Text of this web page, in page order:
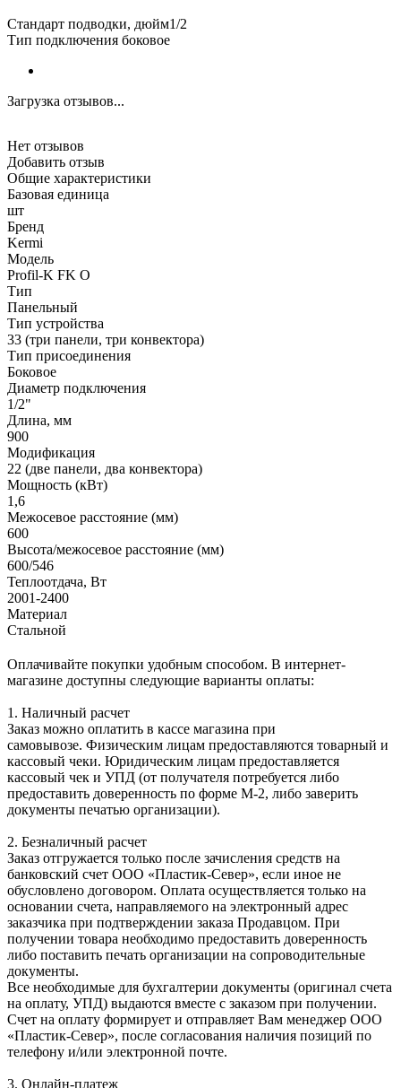
Стандарт подводки, дюйм1/2
Тип подключения боковое
Загрузка отзывов...
Нет отзывов
Добавить отзыв
Общие характеристики
Базовая единица
шт
Бренд
Kermi
Модель
Profil-K FK O
Тип
Панельный
Тип устройства
33 (три панели, три конвектора)
Тип присоединения
Боковое
Диаметр подключения
1/2"
Длина, мм
900
Модификация
22 (две панели, два конвектора)
Мощность (кВт)
1,6
Межосевое расстояние (мм)
600
Высота/межосевое расстояние (мм)
600/546
Теплоотдача, Вт
2001-2400
Материал
Стальной
Оплачивайте покупки удобным способом. В интернет-
магазине доступны следующие варианты оплаты:
1. Наличный расчет
Заказ можно оплатить в кассе магазина при
самовывозе. Физическим лицам предоставляются товарный и
кассовый чеки. Юридическим лицам предоставляется
кассовый чек и УПД (от получателя потребуется либо
предоставить доверенность по форме М-2, либо заверить
документы печатью организации).
2. Безналичный расчет
Заказ отгружается только после зачисления средств на
банковский счет ООО «Пластик-Север», если иное не
обусловлено договором. Оплата осуществляется только на
основании счета, направляемого на электронный адрес
заказчика при подтверждении заказа Продавцом. При
получении товара необходимо предоставить доверенность
либо поставить печать организации на сопроводительные
документы.
Все необходимые для бухгалтерии документы (оригинал счета
на оплату, УПД) выдаются вместе с заказом при получении.
Счет на оплату формирует и отправляет Вам менеджер ООО
«Пластик-Север», после согласования наличия позиций по
телефону и/или электронной почте.
3. Онлайн-платеж